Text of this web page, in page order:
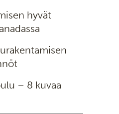
hyvät
– 8 kuvaa